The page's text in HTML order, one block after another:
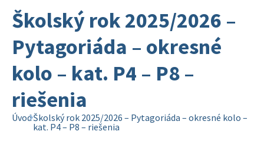
Školský rok 2025/2026 –
Pytagoriáda – okresné
kolo – kat. P4 – P8 –
riešenia
ÚvodŠkolský rok 2025/2026 – Pytagoriáda – okresné kolo –
kat. P4 – P8 – riešenia